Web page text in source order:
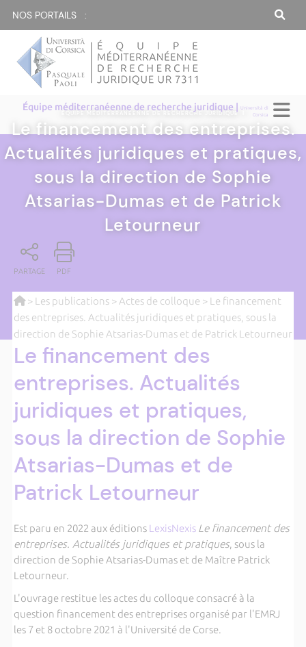
NOS PORTAILS :
Équipe méditerranéenne de recherche juridique |Università di
Corsica
ÉQUIPE MÉDITERRANÉENNE DE RECHERCHE JURIDIQUE
Le financement des entreprises.
Actualités juridiques et pratiques,
sous la direction de Sophie
Atsarias-Dumas et de Patrick
Letourneur
PARTAGE PDF
> Les publications> Actes de colloque > Le financement
des entreprises. Actualités juridiques et pratiques, sous la
direction de Sophie Atsarias-Dumas et de Patrick Letourneur
Le financement des
entreprises. Actualités
juridiques et pratiques,
sous la direction de Sophie
Atsarias-Dumas et de
Patrick Letourneur
Est paru en 2022 aux éditions LexisNexis Le financement des
entreprises. Actualités juridiques et pratiques, sous la
direction de Sophie Atsarias-Dumas et de Maître Patrick
Letourneur.
L'ouvrage restitue les actes du colloque consacré à la
question financement des entreprises organisé par l'EMRJ
les 7 et 8 octobre 2021 à l'Université de Corse.